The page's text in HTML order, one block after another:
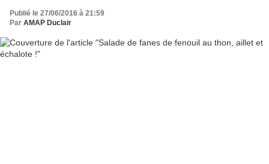
Publié le 27/06/2016 à 21:59
Par AMAP Duclair